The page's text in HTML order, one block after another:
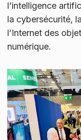
l’intelligence
la cybersécurité,
l’Internet des
numérique.